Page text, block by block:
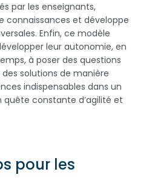
par les enseignants,
connaissances et développe
Enfin, ce modèle
leur autonomie, en
à poser des questions
solutions de manière
indispensables dans un
constante d’agilité et
pour les